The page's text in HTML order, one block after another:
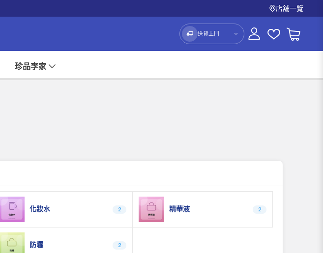
店舖一覽
送貨上門
珍品李家
化妝水 2 精華液 2
防曬 2